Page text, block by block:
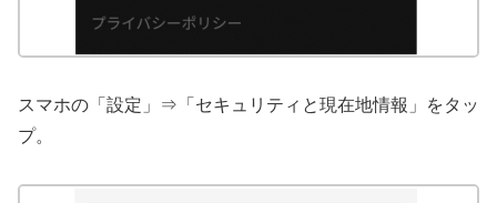
スマホの「設定」⇒「セキュリティと現在地情報」をタッ
プ。